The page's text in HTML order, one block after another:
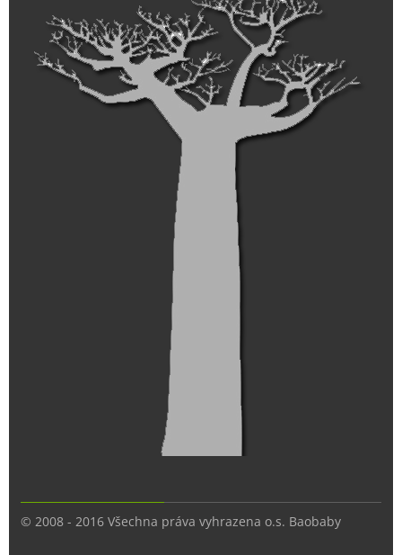
© 2008 - 2016 Všechna práva vyhrazena o.s. Baobaby